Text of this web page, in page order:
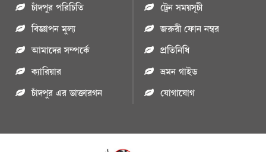
চাঁদপুর পরিচিতি
বিজ্ঞাপন মুল্য
আমাদের সম্পর্কে
ক্যারিয়ার
চাঁদপুর এর ডাক্তারগন
ট্রেন সময়সূচী
জরুরী ফোন নম্বর
প্রতিনিধি
ভ্রমন গাইড
যোগাযোগ